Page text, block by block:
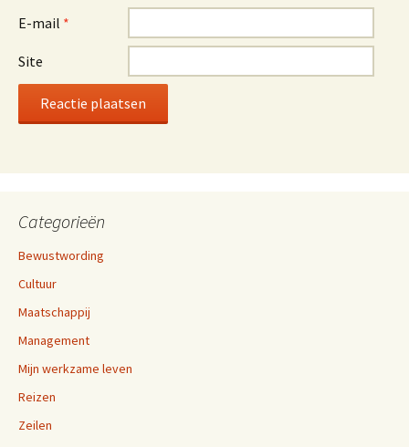
E-mail *
Site
Categorieën
Bewustwording
Cultuur
Maatschappij
Management
Mijn werkzame leven
Reizen
Zeilen